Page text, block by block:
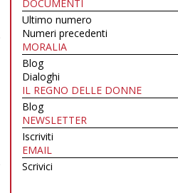
DOCUMENTI
Ultimo numero
Numeri precedenti
MORALIA
Blog
Dialoghi
IL REGNO DELLE DONNE
Blog
NEWSLETTER
Iscriviti
EMAIL
Scrivici